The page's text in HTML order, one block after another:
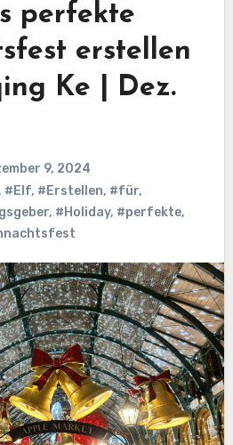
perfekte
erstellen
Ke | Dez.
9, 2024
#Elf, #Erstellen, #für,
, #Holiday, #perfekte,